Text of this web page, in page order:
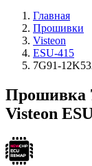
Главная
Прошивки
Visteon
ESU-415
7G91-
Прошивка
Visteon